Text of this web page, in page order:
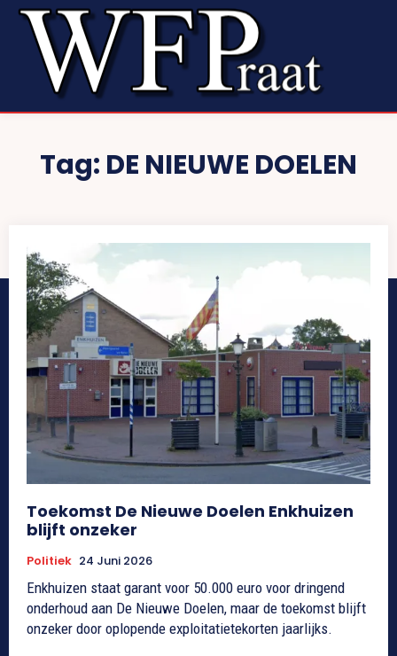
Tag: DE NIEUWE DOELEN
Toekomst De Nieuwe Doelen Enkhuizen
blijft onzeker
Politiek 24 Juni 2026
Enkhuizen staat garant voor 50.000 euro voor dringend
onderhoud aan De Nieuwe Doelen, maar de toekomst blijft
onzeker door oplopende exploitatietekorten jaarlijks.